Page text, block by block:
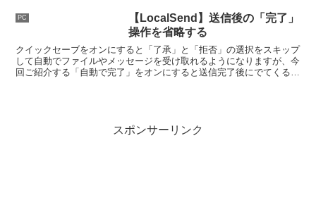
PC
【LocalSend】送信後の「完了」
操作を省略する
クイックセーブをオンにすると「了承」と「拒否」の選択をスキップ
して自動でファイルやメッセージを受け取れるようになりますが、今
回ご紹介する「自動で完了」をオンにすると送信完了後にでてくる
スポンサーリンク